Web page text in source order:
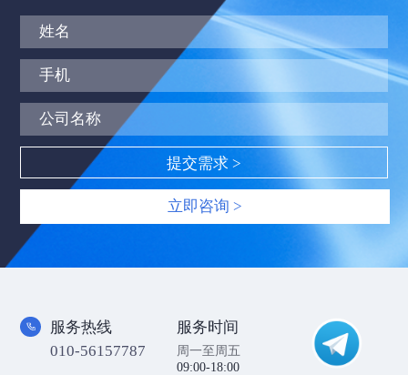
立即咨询 >
服务热线
010-56157787
服务时间
周一至周五
09:00-18:00